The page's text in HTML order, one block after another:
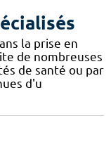
la prise en
de nombreuses
de santé ou par
d'u